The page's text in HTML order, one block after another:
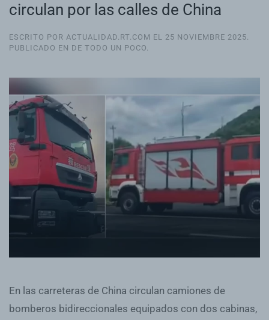
circulan por las calles de China
ESCRITO POR ACTUALIDAD.RT.COM EL 25 NOVIEMBRE 2025.
PUBLICADO EN DE TODO UN POCO.
En las carreteras de China circulan camiones de
bomberos bidireccionales equipados con dos cabinas,